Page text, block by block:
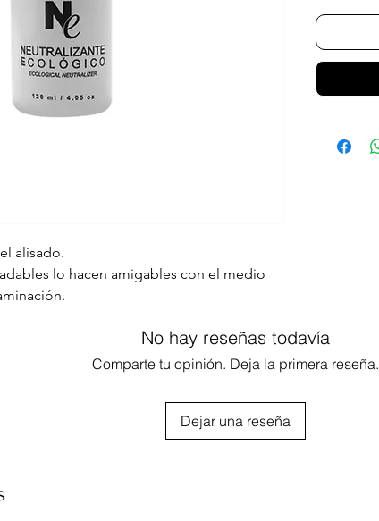
alisado.
lo hacen amigables con el medio
No hay reseñas todavía
Comparte tu opinión. Deja la primera reseña.
Dejar una reseña